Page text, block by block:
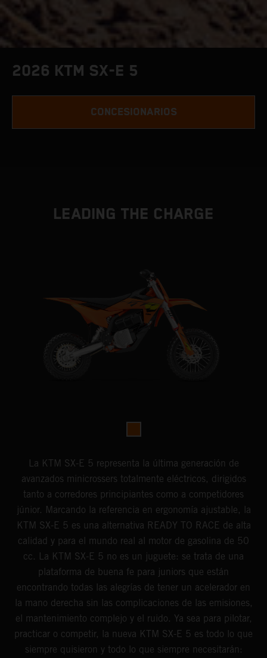
2026 KTM SX-E 5
CONCESIONARIOS
LEADING THE CHARGE
La KTM SX-E 5 representa la última generación de
avanzados minicrossers totalmente eléctricos, dirigidos
tanto a corredores principiantes como a competidores
júnior. Marcando la referencia en ergonomía ajustable, la
KTM SX-E 5 es una alternativa READY TO RACE de alta
calidad y para el mundo real al motor de gasolina de 50
cc. La KTM SX-E 5 no es un juguete: se trata de una
plataforma de buena fe para juniors que están
encontrando todas las alegrías de tener un acelerador en
la mano derecha sin las complicaciones de las emisiones,
el mantenimiento complejo y el ruido. Ya sea para pilotar,
practicar o competir, la nueva KTM SX-E 5 es todo lo que
siempre quisieron y todo lo que siempre necesitarán: